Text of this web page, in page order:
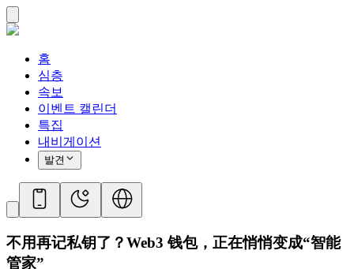
홈
심층
속보
이벤트 캘린더
특집
내비게이션
발견
不用再记私钥了？Web3 钱包，正在悄悄变成“智能
管家”